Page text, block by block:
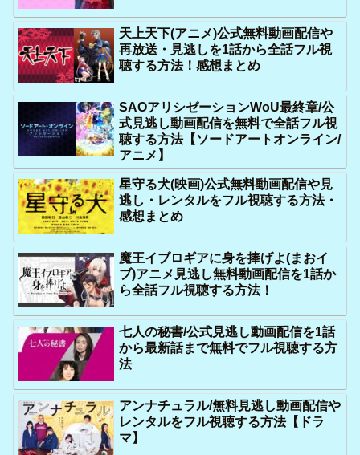
天上天下(アニメ)公式無料動画配信や
再放送・見逃しを1話から全話フル視
聴する方法！感想まとめ
SAOアリシゼーションWoU最終章/公
式見逃し動画配信を無料で全話フル視
聴する方法【ソードアートオンライン/
アニメ】
星守る犬(映画)公式無料動画配信や見
逃し・レンタルをフル視聴する方法・
感想まとめ
魔王イブロギアに身を捧げよ(まおイ
ブ)アニメ見逃し無料動画配信を1話か
ら全話フル視聴する方法！
七人の秘書/公式見逃し動画配信を1話
から最新話まで無料でフル視聴する方
法
アンナチュラル/無料見逃し動画配信や
レンタルをフル視聴する方法【ドラ
マ】